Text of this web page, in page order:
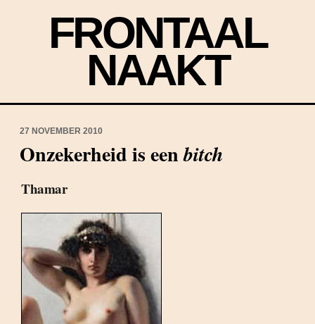
FRONTAAL
NAAKT
27 NOVEMBER 2010
Onzekerheid is eenbitch
Thamar